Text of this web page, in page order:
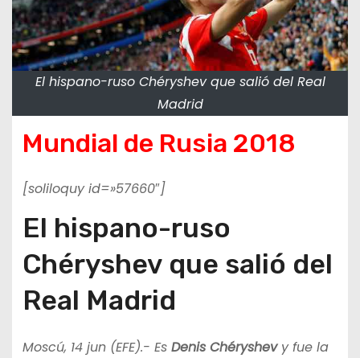
El hispano-ruso Chéryshev que salió del Real
Madrid
Mundial de Rusia 2018
[soliloquy id=»57660″]
El hispano-ruso
Chéryshev que salió del
Real Madrid
Moscú, 14 jun (EFE).- Es Denis Chéryshevy fue la